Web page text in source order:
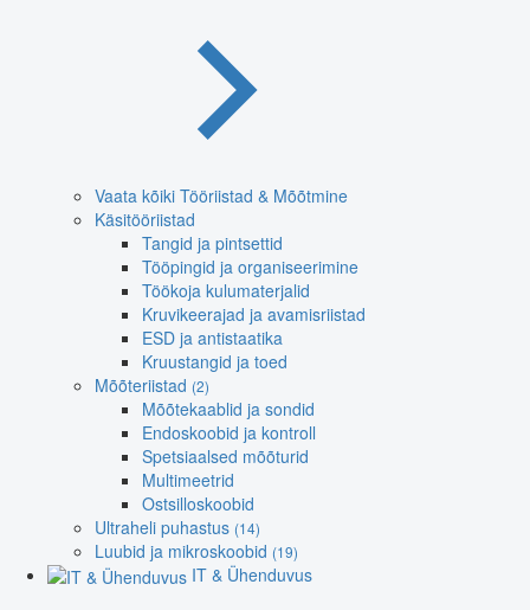
Vaata kõiki Tööriistad & Mõõtmine
Käsitööriistad
Tangid ja pintsettid
Tööpingid ja organiseerimine
Töökoja kulumaterjalid
Kruvikeerajad ja avamisriistad
ESD ja antistaatika
Kruustangid ja toed
Mõõteriistad (2)
Mõõtekaablid ja sondid
Endoskoobid ja kontroll
Spetsiaalsed mõõturid
Multimeetrid
Ostsilloskoobid
Ultraheli puhastus (14)
Luubid ja mikroskoobid (19)
IT & Ühenduvus